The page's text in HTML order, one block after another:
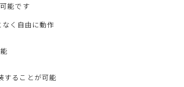
能です
く自由に動作
することが可能